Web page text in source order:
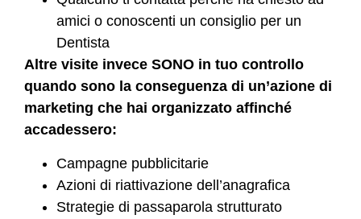
amici o conoscenti un consiglio per un
Dentista
Altre visite invece SONO in tuo controllo
quando sono la conseguenza di un’azione di
marketing che hai organizzato affinché
accadessero:
Campagne pubblicitarie
Azioni di riattivazione dell’anagrafica
Strategie di passaparola strutturato